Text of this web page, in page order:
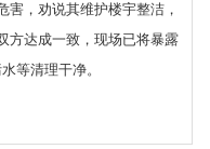
害，劝说其维护楼宇整洁，
方达成一致，现场已将暴露
等清理干净。